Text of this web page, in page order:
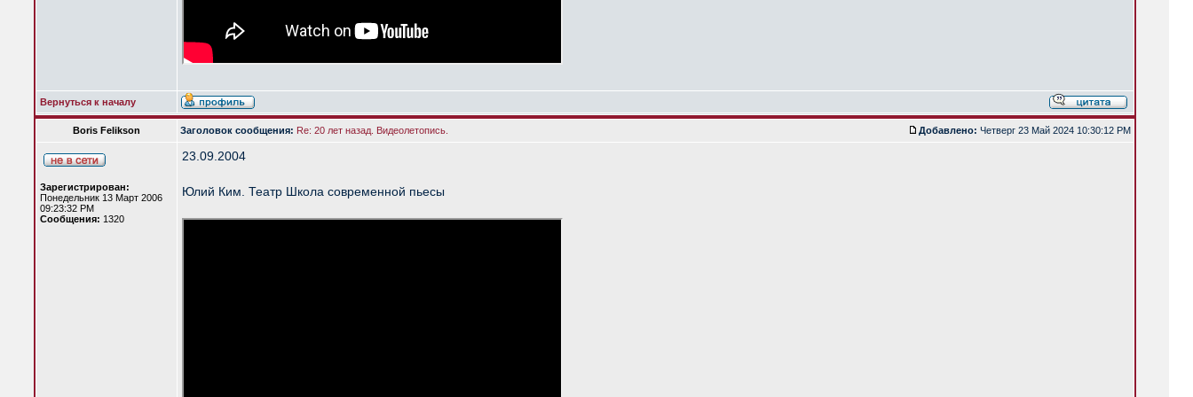
Вернуться к началу
Boris Felikson Заголовок сообщения: Re: 20 лет назад. Видеолетопись. Добавлено: Четверг 23 Май 2024 10:30:12 PM
Зарегистрирован:
Понедельник 13 Март 2006
09:23:32 PM
Сообщения: 1320
23.09.2004
Юлий Ким. Театр Школа современной пьесы